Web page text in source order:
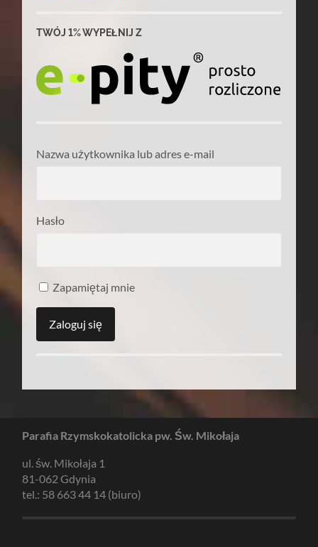
TWÓJ 1% WYPEŁNIJ Z
Nazwa użytkownika lub adres e-mail
Hasło
Zapamiętaj mnie
Parafia Rzymskokatolicka pw. Św. Mikołaja
ul. św. Mikołaja 1
81-062 Gdynia
tel.: 58 663 44 14 (biuro)